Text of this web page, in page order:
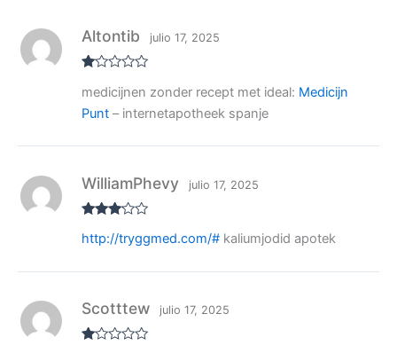
al
or
ad
co
de
5
Altontib julio 17, 2025
medicijnen zonder recept met ideal: Medicijn
Punt– internetapotheek spanje
do con
WilliamPhevy julio 17, 2025
http://tryggmed.com/#kaliumjodid apotek
Scotttew julio 17, 2025